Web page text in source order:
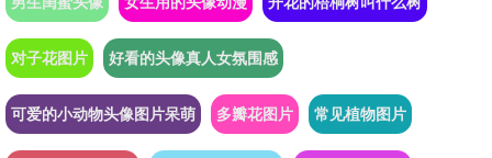
对子花图片 好看的头像真人女氛围感
可爱的小动物头像图片呆萌 多瓣花图片 常见植物图片